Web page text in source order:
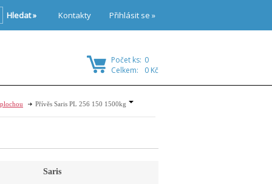
Přívěs Saris PL 256 150 1500kg
Saris
Přihlásit se »
Kontakty
Hledat »
Počet ks: 0
Celkem:
0 Kč